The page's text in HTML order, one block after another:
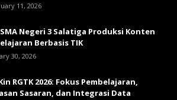
11, 2026
Negeri 3 Salatiga Produksi Konten
Berbasis TIK
30, 2026
RGTK 2026: Fokus Pembelajaran,
Sasaran, dan Integrasi Data